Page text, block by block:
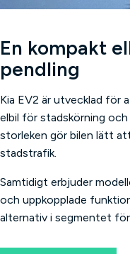
En kompakt
pendling
Kia EV2 är utvecklad för
elbil för stadskörning och
storleken gör bilen lätt
stadstrafik.
Samtidigt erbjuder
och uppkopplade
alternativ i segmentet för